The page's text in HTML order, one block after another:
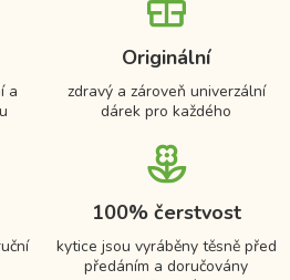
a
Originální
zdravý a zároveň univerzální
dárek pro každého
100% čerstvost
kytice jsou vyráběny těsně před
předáním a doručovány